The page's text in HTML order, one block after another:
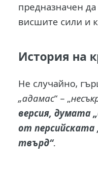
предназначен
висшите сили и
История на
Не случайно,
„адамас“ – „
версия, думата
от персийската
твърд“.